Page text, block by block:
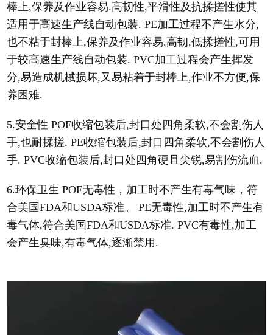
棒上,保养及作业容易.高韧性,平滑性及抗揉搓性使其
适用于高速生产线自动包装. PE加工过程不产生水分,
也不粘于封棒上,保养及作业容易.高韧,低揉搓性,可用
于较高速生产线自动包装. PVC加工过程会产生挥发
分,易造成机械损坏,又易粘着于封棒上,作业不方便,保
养困难.
5.安全性 POF收缩包装后,封口处四角柔软,不会割伤人
手,也耐揉搓. PE收缩包装后,封口四角柔软,不会割伤人
手. PVC收缩包装后,封口处四角硬且尖锐,易割伤流血.
6.环保卫生 POF无毒性，加工时不产生有毒气味，符
合美国FDA和USDA标准。 PE无毒性,加工时不产生有
毒气体,符合美国FDA和USDA标准. PVC有毒性,加工
会产生臭味,有毒气体,逐渐禁用.